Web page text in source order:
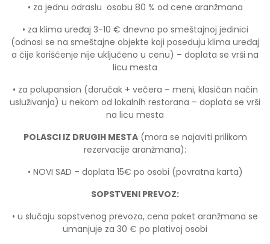
• za jednu odraslu osobu 80 % od cene aranžmana
• za klima uređaj 3-10 € dnevno po smeštajnoj jedinici
(odnosi se na smeštajne objekte koji poseduju klima uređaj
a čije korišćenje nije uključeno u cenu) – doplata se vrši na
licu mesta
• za polupansion (doručak + večera – meni, klasičan način
usluživanja) u nekom od lokalnih restorana – doplata se vrši
na licu mesta
POLASCI IZ DRUGIH MESTA(mora se najaviti prilikom
rezervacije aranžmana):
• NOVI SAD – doplata 15€ po osobi (povratna karta)
SOPSTVENI PREVOZ:
• u slučaju sopstvenog prevoza, cena paket aranžmana se
umanjuje za 30 € po plativoj osobi